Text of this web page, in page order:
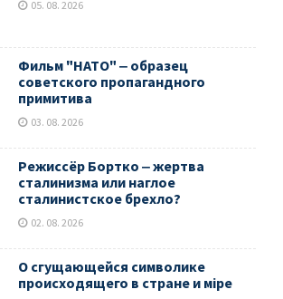
05. 08. 2026
Фильм "НАТО" ‒ образец
советского пропагандного
примитива
03. 08. 2026
Режиссёр Бортко ‒ жертва
сталинизма или наглое
сталинистское брехло?
02. 08. 2026
О сгущающейся символике
происходящего в стране и мiре